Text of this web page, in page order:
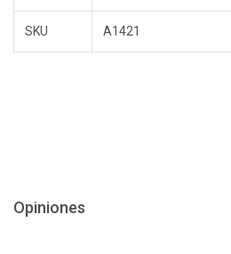
SKU A1421
Opiniones